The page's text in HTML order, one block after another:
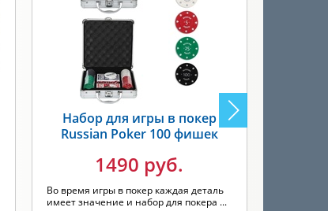
Набор для игры в покер
Russian Poker 100 фишек
1490 руб.
Во время игры в покер каждая деталь
имеет значение и набор для покера ...